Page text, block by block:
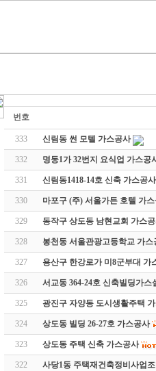
번호
333 신림동 썬 모텔 가스공사
332 명동1가 32번지 요식업 가스공
331 신림동1418-14호 신축 가스공사
330 마포구 (주) 서울가든 호텔 가
329 동작구 상도동 남현교회 가스
328 봉천동 서울관광고등학교 가스
327 용산구 한강로가 미8군부대 가
326 서교동 364-24호 신축빌딩가스
325 광진구 자양동 도시생활주택
324 상도동 빌딩 26-27호 가스공사
323 상도동 주택 신축 가스공사
322 사당1동 주택재건축정비사업